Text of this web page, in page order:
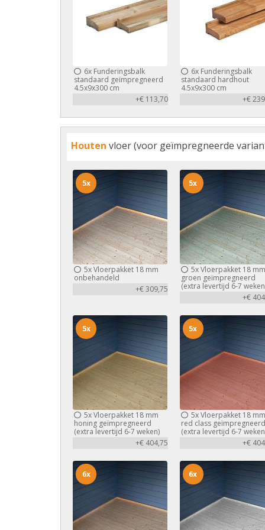
6x Funderingsbalk
standaard geïmpregneerd
4.5x9x300 cm
+€ 113,70
6xFunderingsbalk
standaard hardhout
4.5x9x300 cm
+€
Houten vloer (voor geïmpregneerde
5xVloerpakket 18 mm
onbehandeld
+€ 309,75
5x
5xVloerpakket 18 mm
groen geïmpregneerd
(extra levertijd 6-7
+€
5x
5xVloerpakket 18 mm
honing geïmpregneerd
(extra levertijd 6-7 weken)
+€ 404,75
5x
5xVloerpakket 18 mm
red class geïmpregneerd
(extra levertijd 6-7
+€
5x
6x 6x